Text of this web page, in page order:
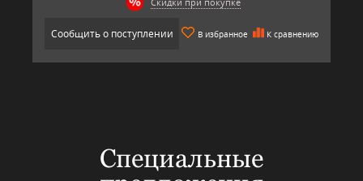
Сообщить о поступлении В избранное К сравнению
Специальные